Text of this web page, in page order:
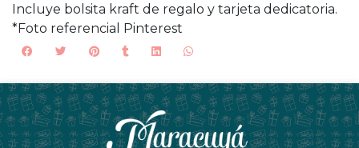
Incluye bolsita kraft de regalo y tarjeta dedicatoria.
*Foto referencial Pinterest